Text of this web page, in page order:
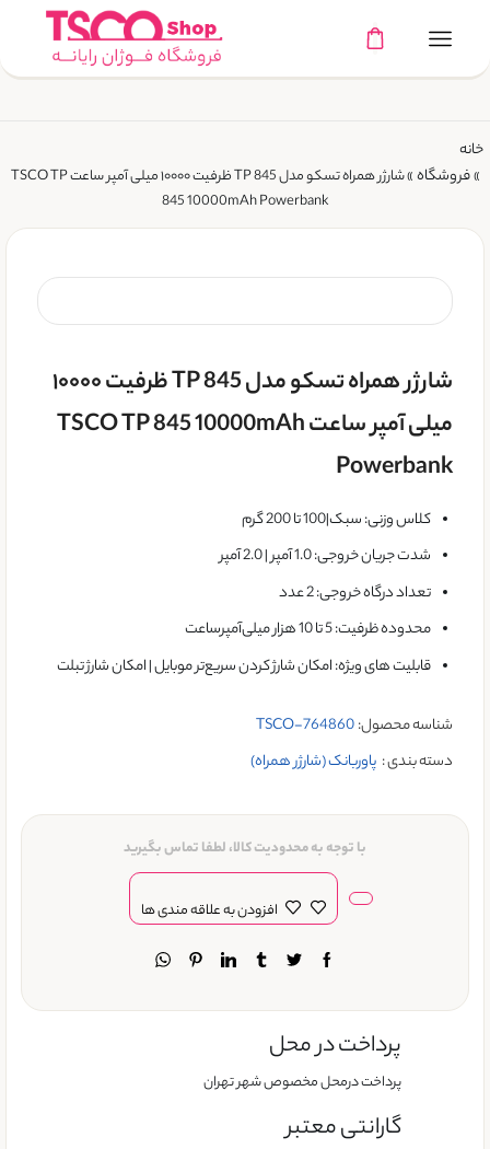
خانه
»فروشگاه»
شارژر همراه تسکو مدل TP 845 ظرفیت ۱۰۰۰۰ میلی آمپر ساعت TSCO TP
845 10000mAh Powerbank
شارژر همراه تسکو مدل TP 845 ظرفیت ۱۰۰۰۰
میلی آمپر ساعت TSCO TP 845 10000mAh
Powerbank
کلاس وزنی: سبک|100 تا 200 گرم
شدت جریان خروجی: 1.0 آمپر | 2.0 آمپر
تعداد درگاه خروجی: 2 عدد
محدوده ظرفیت: 5 تا 10 هزار میلی‌آمپر‌ساعت
قابلیت های ویژه: امکان شارژ کردن سریع‌تر موبایل | امکان شارژ تبلت
شناسه محصول:TSCO-764860
دسته بندی : پاوربانک (شارژر همراه)
با توجه به محدودیت کالا، لطفا تماس بگیرید
افزودن به علاقه مندی ها
پرداخت در محل
پرداخت درمحل مخصوص شهر تهران
گارانتی معتبر